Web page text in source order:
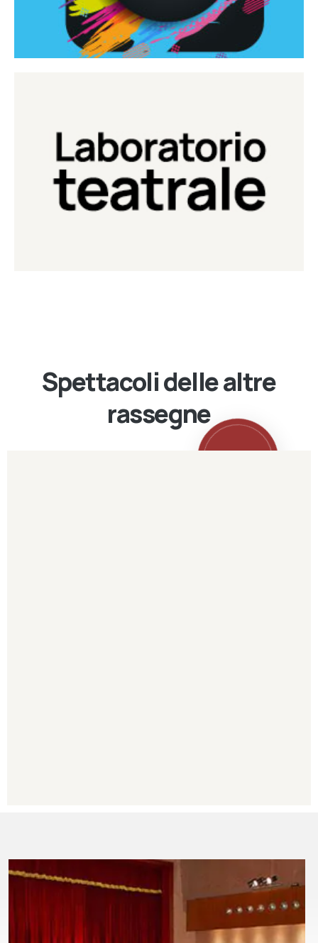
Laboratorio Teatrale
Laboratorio di teatro del Teatro Eduardo de Filippo
Continua
Spettacoli delle altre
rassegne